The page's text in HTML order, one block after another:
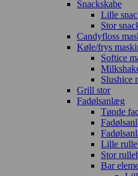
Snackskabe
Lille
Stor
Candyfloss
Køle/frys
Softice
Slushice
Grill stor
Fadølsanlæg
Tønde
Lille
Stor
Bar